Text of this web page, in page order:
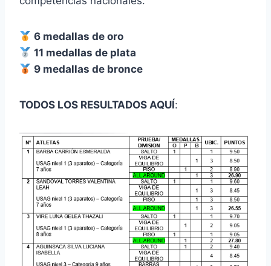
6 medallas de oro
11 medallas de plata
9 medallas de bronce
TODOS LOS RESULTADOS AQUÍ: